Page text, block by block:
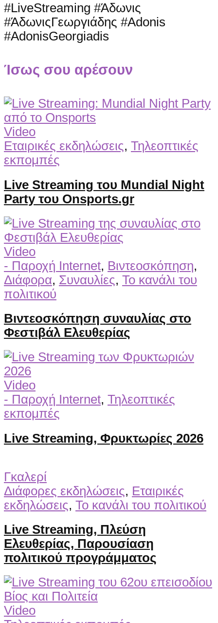
#LiveStreaming #Άδωνις
#ΆδωνιςΓεωργιάδης #Adonis
#AdonisGeorgiadis
Ίσως σου αρέσουν
Video
Εταιρικές εκδηλώσεις, Τηλεοπτικές
εκπομπές
Live Streaming του Mundial Night
Party του Onsports.gr
Video
- Παροχή Internet, Βιντεοσκόπηση,
Διάφορα, Συναυλίες, Το κανάλι του
πολιτικού
Βιντεοσκόπηση συναυλίας στο
Φεστιβάλ Ελευθερίας
Video
- Παροχή Internet, Τηλεοπτικές
εκπομπές
Live Streaming, Φρυκτωρίες 2026
Γκαλερί
Διάφορες εκδηλώσεις, Εταιρικές
εκδηλώσεις, Το κανάλι του πολιτικού
Live Streaming, Πλεύση
Ελευθερίας, Παρουσίαση
πολιτικού προγράμματος
Video